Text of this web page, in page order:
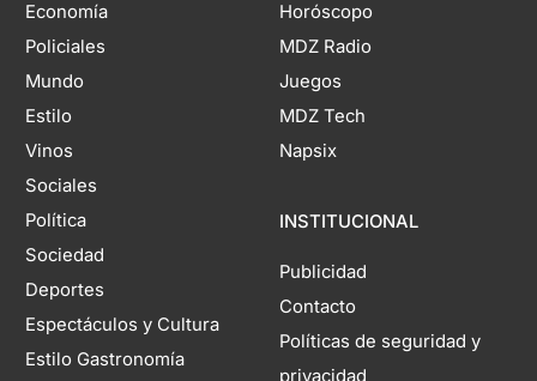
Economía
Policiales
Mundo
Estilo
Vinos
Sociales
Política
Sociedad
Deportes
Espectáculos y Cultura
Estilo Gastronomía
Horóscopo
MDZ Radio
Juegos
MDZ Tech
Napsix
INSTITUCIONAL
Publicidad
Contacto
Políticas de seguridad y
privacidad